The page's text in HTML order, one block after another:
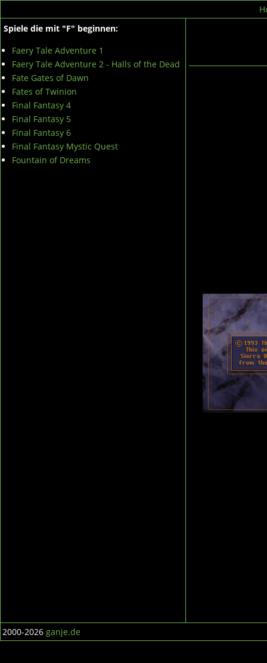
Spiele die mit "F" beginnen:
Faery Tale Adventure 1
Faery Tale Adventure 2 - Halls of the Dead
Fate Gates of Dawn
Fates of Twinion
Final Fantasy 4
Final Fantasy 5
Final Fantasy 6
Final Fantasy Mystic Quest
Fountain of Dreams
2000-2026 ganje.de